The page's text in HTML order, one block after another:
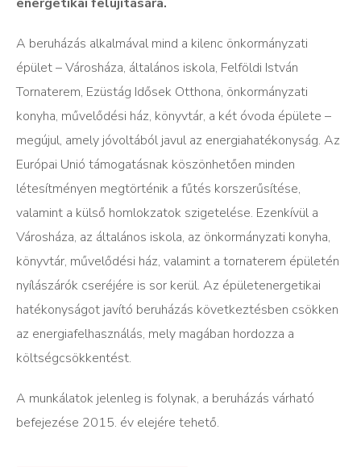
A beruházás alkalmával mind a kilenc önkormányzati
épület – Városháza, általános iskola, Felföldi István
Tornaterem, Ezüstág Idősek Otthona, önkormányzati
konyha, művelődési ház, könyvtár, a két óvoda épülete –
megújul, amely jóvoltából javul az energiahatékonyság. Az
Európai Unió támogatásnak köszönhetően minden
létesítményen megtörténik a fűtés korszerűsítése,
valamint a külső homlokzatok szigetelése. Ezenkívül a
Városháza, az általános iskola, az önkormányzati konyha,
könyvtár, művelődési ház, valamint a tornaterem épületén
nyílászárók cseréjére is sor kerül. Az épületenergetikai
hatékonyságot javító beruházás következtésben csökken
az energiafelhasználás, mely magában hordozza a
költségcsökkentést.
A munkálatok jelenleg is folynak, a beruházás várható
befejezése 2015. év elejére tehető.